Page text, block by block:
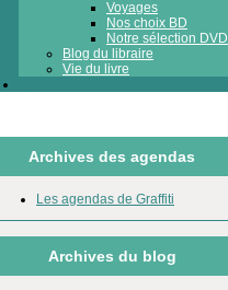
Voyages
Nos choix BD
Notre sélection DVD
Blog du libraire
Vie du livre
Archives des agendas
Les agendas de Graffiti
Archives du blog